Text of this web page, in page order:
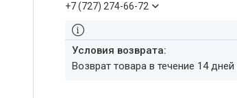
+7 (727) 274-66-72
возврат товара в течение 14 дней